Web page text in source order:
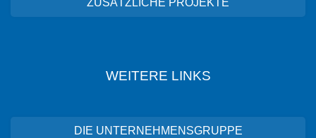
ZUSÄTZLICHE PROJEKTE
WEITERE LINKS
DIE UNTERNEHMENSGRUPPE